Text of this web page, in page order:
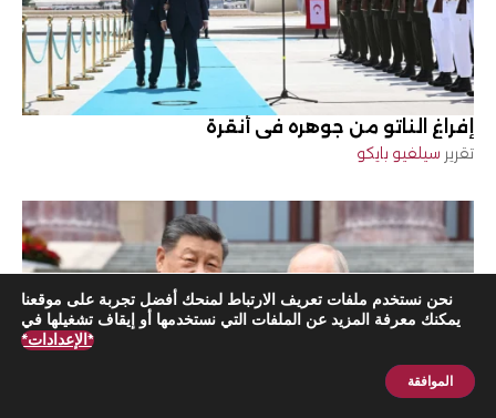
إفراغ الناتو من جوهره في أنقرة
تقرير سيلفيو بايكو
اشترك الآن
نحن نستخدم ملفات تعريف الارتباط لمنحك أفضل تجربة على موقعنا
يمكنك معرفة المزيد عن الملفات التي نستخدمها أو إيقاف تشغيلها في
*الإعدادات*
الموافقة